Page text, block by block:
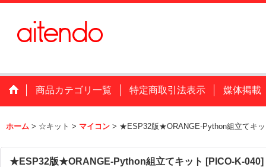
商品カテゴリ一覧 特定商取引法表示 媒体掲載
ホーム > ☆キット > マイコン > ★ESP32版★ORANGE-Python組立てキ
★ESP32版★ORANGE-Python組立てキット [PICO-K-040]